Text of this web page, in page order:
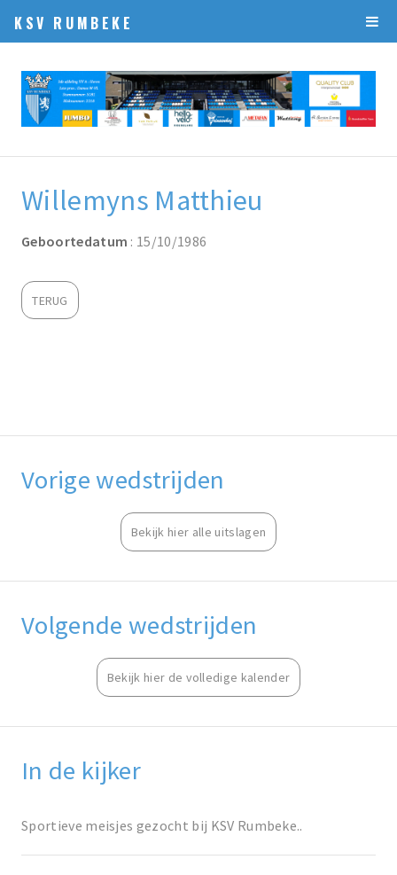
KSV RUMBEKE
Willemyns Matthieu
Geboortedatum : 15/10/1986
TERUG
Vorige wedstrijden
Bekijk hier alle uitslagen
Volgende wedstrijden
Bekijk hier de volledige kalender
In de kijker
Sportieve meisjes gezocht bij KSV Rumbeke..